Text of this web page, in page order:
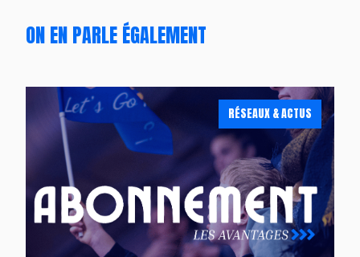
ON EN PARLE ÉGALEMENT
RÉSEAUX & ACTUS